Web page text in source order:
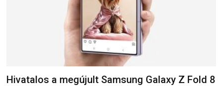
Hivatalos a megújult Samsung Galaxy Z Fold 8